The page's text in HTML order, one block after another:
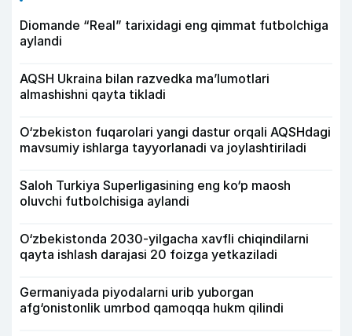
Diomande “Real” tarixidagi eng qimmat futbolchiga
aylandi
AQSH Ukraina bilan razvedka ma’lumotlari
almashishni qayta tikladi
O‘zbekiston fuqarolari yangi dastur orqali AQSHdagi
mavsumiy ishlarga tayyorlanadi va joylashtiriladi
Saloh Turkiya Superligasining eng ko‘p maosh
oluvchi futbolchisiga aylandi
O‘zbekistonda 2030-yilgacha xavfli chiqindilarni
qayta ishlash darajasi 20 foizga yetkaziladi
Germaniyada piyodalarni urib yuborgan
afg‘onistonlik umrbod qamoqqa hukm qilindi